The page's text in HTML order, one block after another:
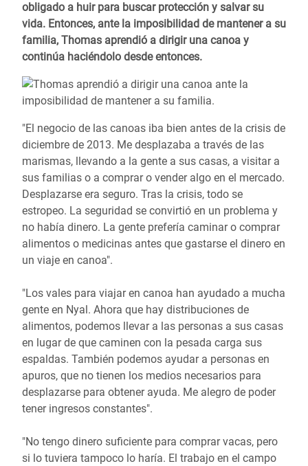
obligado a huir para buscar protección y salvar su
vida. Entonces, ante la imposibilidad de mantener a su
familia, Thomas aprendió a dirigir una canoa y
continúa haciéndolo desde entonces.
"El negocio de las canoas iba bien antes de la crisis de
diciembre de 2013. Me desplazaba a través de las
marismas, llevando a la gente a sus casas, a visitar a
sus familias o a comprar o vender algo en el mercado.
Desplazarse era seguro. Tras la crisis, todo se
estropeo. La seguridad se convirtió en un problema y
no había dinero. La gente prefería caminar o comprar
alimentos o medicinas antes que gastarse el dinero en
un viaje en canoa".
"Los vales para viajar en canoa han ayudado a mucha
gente en Nyal. Ahora que hay distribuciones de
alimentos, podemos llevar a las personas a sus casas
en lugar de que caminen con la pesada carga sus
espaldas. También podemos ayudar a personas en
apuros, que no tienen los medios necesarios para
desplazarse para obtener ayuda. Me alegro de poder
tener ingresos constantes".
"No tengo dinero suficiente para comprar vacas, pero
si lo tuviera tampoco lo haría. El trabajo en el campo